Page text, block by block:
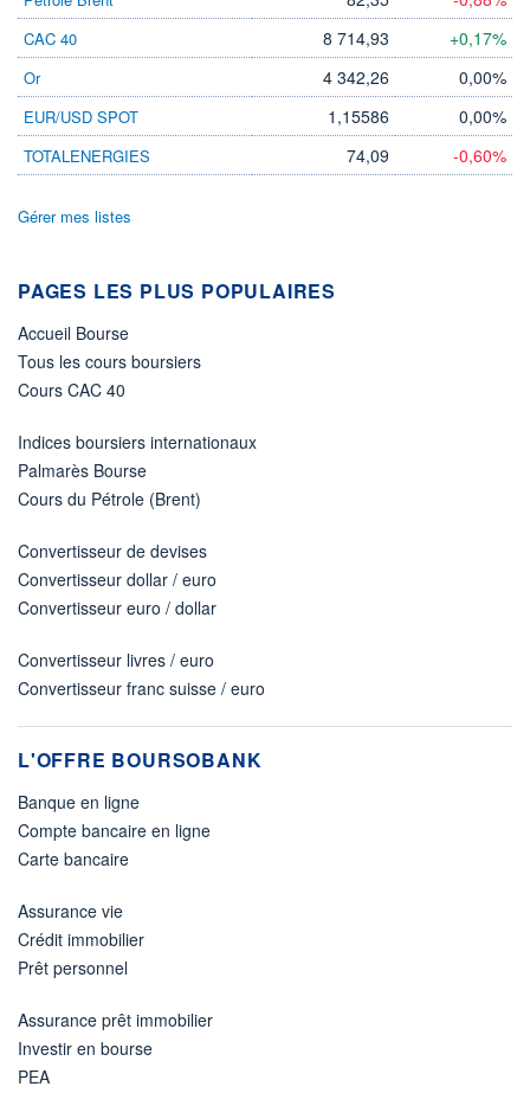
PROCHAIN
DIVIDENDE
ÉLIGIBILITÉ
Non éligible
Boursobank
CAC 40 8 714,93 +0,17%
Or 4 342,26 0,00%
EUR/USD SPOT 1,15586 0,00%
TOTALENERGIES 74,09 -0,60%
Gérer mes listes
PAGES LES PLUS POPULAIRES
Accueil Bourse
Tous les cours boursiers
Cours CAC 40
Indices boursiers internationaux
Palmarès Bourse
Cours du Pétrole (Brent)
Convertisseur de devises
Convertisseur dollar / euro
Convertisseur euro / dollar
Convertisseur livres / euro
Convertisseur franc suisse / euro
L'OFFRE BOURSOBANK
Banque en ligne
Compte bancaire en ligne
Carte bancaire
Assurance vie
Crédit immobilier
Prêt personnel
Assurance prêt immobilier
Investir en bourse
PEA